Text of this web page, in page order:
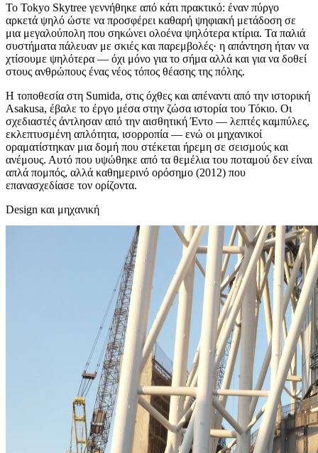
Το Tokyo Skytree γεννήθηκε από κάτι πρακτικό: έναν πύργο
αρκετά ψηλό ώστε να προσφέρει καθαρή ψηφιακή μετάδοση σε
μια μεγαλούπολη που σηκώνει ολοένα ψηλότερα κτίρια. Τα παλιά
συστήματα πάλευαν με σκιές και παρεμβολές· η απάντηση ήταν να
χτίσουμε ψηλότερα — όχι μόνο για το σήμα αλλά και για να δοθεί
στους ανθρώπους ένας νέος τόπος θέασης της πόλης.
Η τοποθεσία στη Sumida, στις όχθες και απέναντι από την ιστορική
Asakusa, έβαλε το έργο μέσα στην ζώσα ιστορία του Τόκιο. Οι
σχεδιαστές άντλησαν από την αισθητική Έντο — λεπτές καμπύλες,
εκλεπτυσμένη απλότητα, ισορροπία — ενώ οι μηχανικοί
οραματίστηκαν μια δομή που στέκεται ήρεμη σε σεισμούς και
ανέμους. Αυτό που υψώθηκε από τα θεμέλια του ποταμού δεν είναι
απλά πομπός, αλλά καθημερινό ορόσημο (2012) που
επανασχεδίασε τον ορίζοντα.
Design και μηχανική